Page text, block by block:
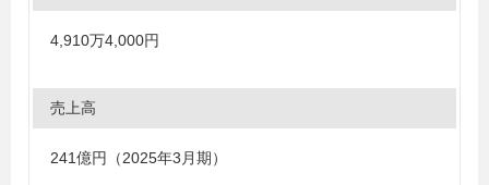
4,910万4,000円
売上高
241億円（2025年3月期）